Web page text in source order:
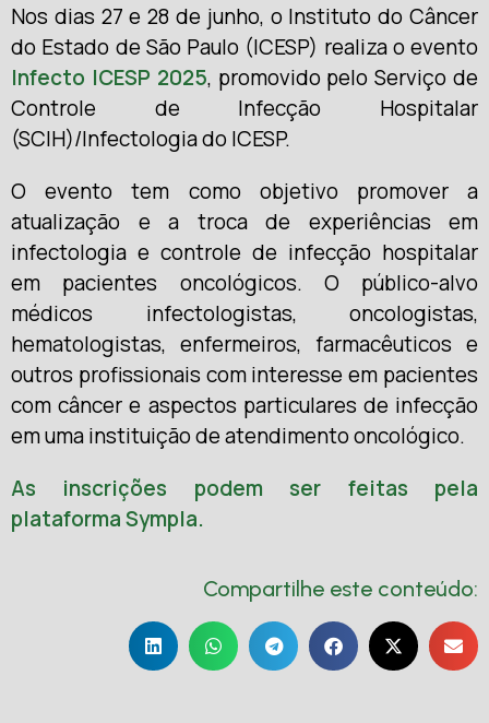
Nos dias 27 e 28 de junho, o Instituto do Câncer
do Estado de São Paulo (ICESP) realiza o evento
Infecto ICESP 2025, promovido pelo Serviço de
Controle de Infecção Hospitalar
(SCIH)/Infectologia do ICESP.
O evento tem como objetivo promover a
atualização e a troca de experiências em
infectologia e controle de infecção hospitalar
em pacientes oncológicos. O público-alvo
médicos infectologistas, oncologistas,
hematologistas, enfermeiros, farmacêuticos e
outros profissionais com interesse em pacientes
com câncer e aspectos particulares de infecção
em uma instituição de atendimento oncológico.
As inscrições podem ser feitas pela
plataforma Sympla.
Compartilhe este conteúdo: